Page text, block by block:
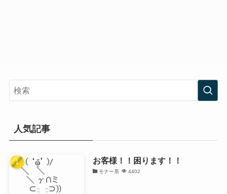
人気記事
お客様！！困ります！！
モナー系 4402